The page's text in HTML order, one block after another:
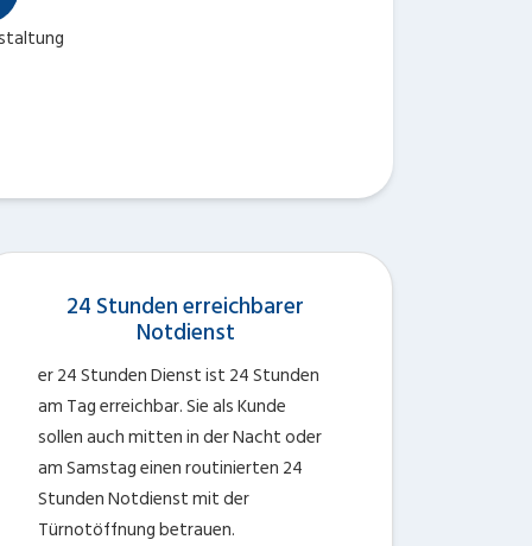
24 Stunden erreichbarer
Notdienst
er 24 Stunden Dienst ist 24 Stunden
am Tag erreichbar. Sie als Kunde
sollen auch mitten in der Nacht oder
am Samstag einen routinierten 24
Stunden Notdienst mit der
Türnotöffnung betrauen.